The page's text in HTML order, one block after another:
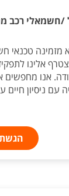
/חשמאלי רכב
מזמינה טכנאי
אלינו
אנו
עם ניסיון חיים